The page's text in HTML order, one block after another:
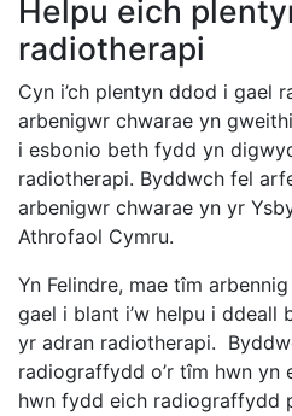
Helpu eich
radiotherapi
Cyn i’ch plentyn ddod i gael
arbenigwr chwarae yn
i esbonio beth fydd yn
radiotherapi. Byddwch fel
arbenigwr chwarae yn yr
Athrofaol Cymru.
Yn Felindre, mae tîm
gael i blant i’w helpu i
yr adran radiotherapi.
radiograffydd o’r tîm hwn yn
hwn fydd eich radiograffydd